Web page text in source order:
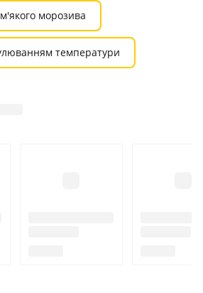
морозива
температури